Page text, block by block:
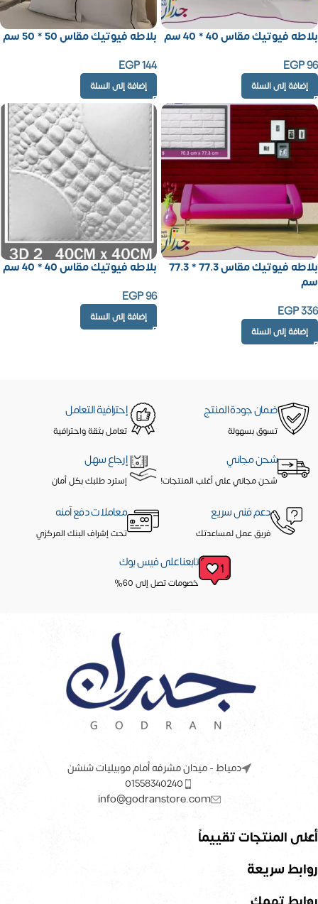
بلاطه فيوتيك مقاس 40 * 40 سم
EGP96
إضافة إلى السلة
بلاطه فيوتيك مقاس 50 * 50 سم
EGP144
إضافة إلى السلة
بلاطه فيوتيك مقاس 77.3 * 77.3
سم
EGP336
إضافة إلى السلة
بلاطه فيوتيك مقاس 40 * 40 سم
EGP96
إضافة إلى السلة
ضمان جودة المنتج
تسوق بسهولة
إحترافية التعامل
تعامل بثقة واحترافية
شحن مجاني
شحن مجاني على أغلب المنتجات!
إرجاع سهل
إسترد طلبك بكل أمان
دعم فنى سريع
فريق عمل لمساعدتك
معاملات دفع آمنه
تحت إشراف البنك المركزي
تابعنا على فيس بوك
خصومات تصل إلى 60%
دمياط - ميدان مشرفه أمام موبيليات شنشن
01558340240
info@godranstore.com
أعلى المنتجات تقييماً
روابط سريعة